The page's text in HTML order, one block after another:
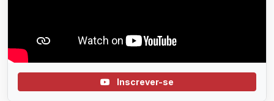
Inscrever-se